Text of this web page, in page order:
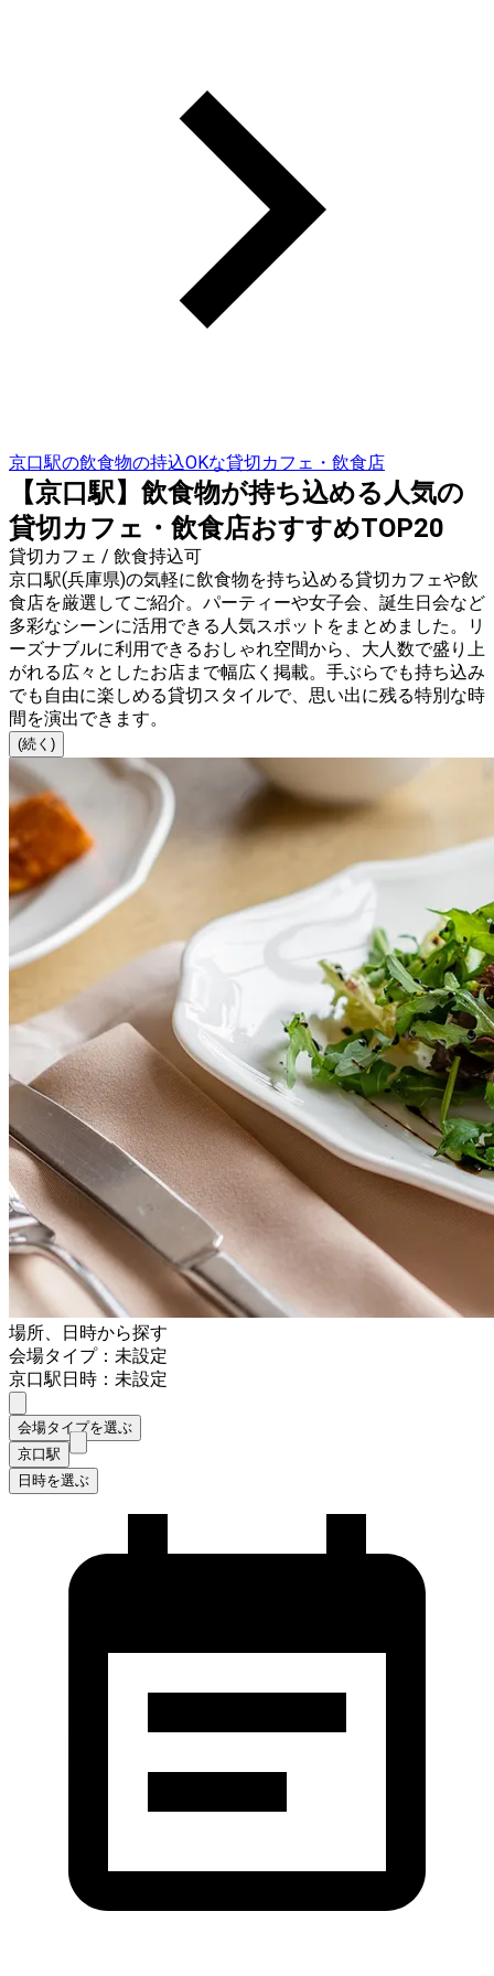
京口駅の飲食物の持込OKな貸切カフェ・飲食店
【京口駅】飲食物が持ち込める人気の
貸切カフェ・飲食店おすすめTOP20
貸切カフェ / 飲食持込可
京口駅(兵庫県)の気軽に飲食物を持ち込める貸切カフェや飲
食店を厳選してご紹介。パーティーや女子会、誕生日会など
多彩なシーンに活用できる人気スポットをまとめました。リ
ーズナブルに利用できるおしゃれ空間から、大人数で盛り上
がれる広々としたお店まで幅広く掲載。手ぶらでも持ち込み
でも自由に楽しめる貸切スタイルで、思い出に残る特別な時
間を演出できます。
(続く)
場所、日時から探す
会場タイプ：未設定
京口駅日時：未設定
会場タイプを選ぶ
京口駅
日時を選ぶ